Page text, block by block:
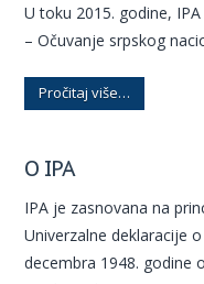
U toku 2015. godine,
– Očuvanje srpskog
Pročitaj više…
O IPA
IPA je zasnovana na
Univerzalne deklaracije
decembra 1948. godine